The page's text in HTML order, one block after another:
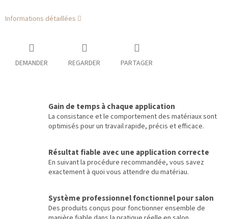
Informations détaillées
DEMANDER REGARDER PARTAGER
Gain de temps à chaque application
La consistance et le comportement des matériaux sont
optimisés pour un travail rapide, précis et efficace.
Résultat fiable avec une application correcte
En suivant la procédure recommandée, vous savez
exactement à quoi vous attendre du matériau.
Système professionnel fonctionnel pour salon
Des produits conçus pour fonctionner ensemble de